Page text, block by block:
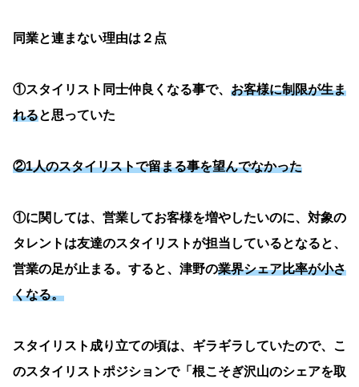
同業と連まない理由は２点
①スタイリスト同士仲良くなる事で、 お客様に制限が生ま
れると思っていた
②1人のスタイリストで留まる事を望んでなかった
①に関しては、営業してお客様を増やしたいのに、対象の
タレントは友達のスタイリストが担当しているとなると、
営業の足が止まる。すると、津野の業界シェア比率が小さ
くなる。
スタイリスト成り立ての頃は、ギラギラしていたので、こ
のスタイリストポジションで「根こそぎ沢山のシェアを取